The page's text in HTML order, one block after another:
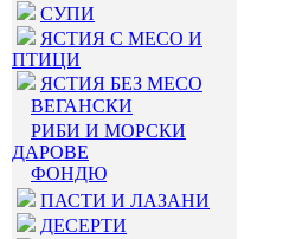
СУПИ
ЯСТИЯ С МЕСО И
ПТИЦИ
ЯСТИЯ БЕЗ МЕСО
ВЕГАНСКИ
РИБИ И МОРСКИ
ДАРОВЕ
ФОНДЮ
ПАСТИ И ЛАЗАНИ
ДЕСЕРТИ